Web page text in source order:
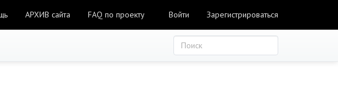
АРХИВ сайта FAQ по проекту Войти Зарегистрироваться